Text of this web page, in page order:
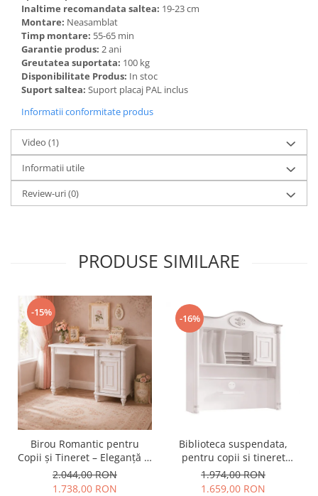
Inaltime recomandata saltea: 19-23 cm
Montare: Neasamblat
Timp montare: 55-65 min
Garantie produs: 2 ani
Greutatea suportata: 100 kg
Disponibilitate Produs: In stoc
Suport saltea: Suport placaj PAL inclus
Informatii conformitate produs
Video (1)
Informatii utile
Review-uri(0)
PRODUSE SIMILARE
-15%
Birou Romantic pentru
Copii și Tineret – Eleganță și
Funcționalitate, 117x62x75
cm
2.044,00 RON
1.738,00 RON
-16%
Biblioteca suspendata,
pentru copii si tineret
Colectia Romantic,
117x37x119 cm
1.974,00 RON
1.659,00 RON